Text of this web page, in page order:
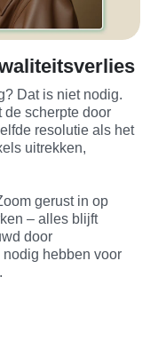
Dat is niet nodig.
de scherpte door
resolutie als het
uitrekken,
gerust in op
– alles blijft
door
hebben voor